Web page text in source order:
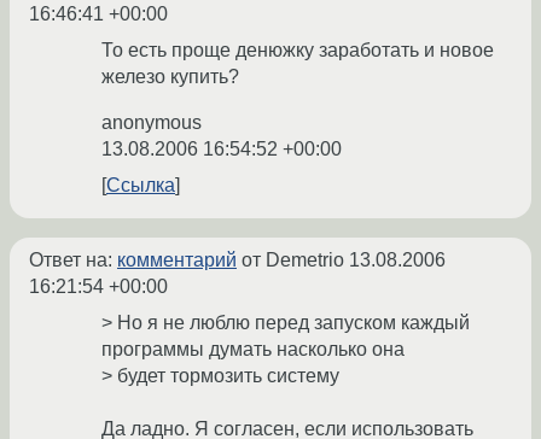
16:46:41 +00:00
То есть проще денюжку заработать и новое
железо купить?
anonymous
13.08.2006 16:54:52 +00:00
Ссылка
Ответ на: комментарий от Demetrio 13.08.2006
16:21:54 +00:00
> Но я не люблю перед запуском каждый
программы думать насколько она
> будет тормозить систему
Да ладно. Я согласен, если использовать